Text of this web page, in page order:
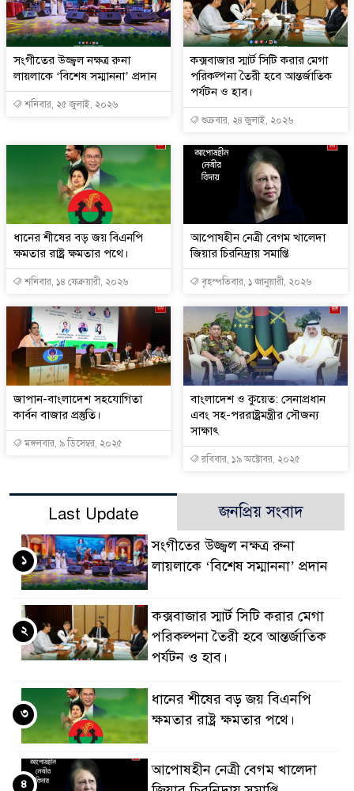
সংগীতের উজ্জ্বল নক্ষত্র রুনা
লায়লাকে ‘বিশেষ সম্মাননা’ প্রদান
শনিবার, ২৫ জুলাই, ২০২৬
কক্সবাজার স্মার্ট সিটি করার মেগা
পরিকল্পনা তৈরী হবে আন্তর্জাতিক
পর্যটন ও হাব।
শুক্রবার, ২৪ জুলাই, ২০২৬
ধানের শীষের বড় জয় বিএনপি
ক্ষমতার রাষ্ট্র ক্ষমতার পথে।
শনিবার, ১৪ ফেব্রুয়ারী, ২০২৬
আপোষহীন নেত্রী বেগম খালেদা
জিয়ার চিরনিদ্রায় সমাপ্তি
বৃহস্পতিবার, ১ জানুয়ারী, ২০২৬
জাপান-বাংলাদেশ সহযোগিতা
কার্বন বাজার প্রস্তুতি।
মঙ্গলবার, ৯ ডিসেম্বর, ২০২৫
বাংলাদেশ ও কুয়েত: সেনাপ্রধান
এবং সহ-পররাষ্ট্রমন্ত্রীর সৌজন্য
সাক্ষাৎ
রবিবার, ১৯ অক্টোবর, ২০২৫
Last Update জনপ্রিয় সংবাদ
সংগীতের উজ্জ্বল নক্ষত্র রুনা
লায়লাকে ‘বিশেষ সম্মাননা’ প্রদান
১
কক্সবাজার স্মার্ট সিটি করার মেগা
পরিকল্পনা তৈরী হবে আন্তর্জাতিক
পর্যটন ও হাব।
২
ধানের শীষের বড় জয় বিএনপি
ক্ষমতার রাষ্ট্র ক্ষমতার পথে।
৩
আপোষহীন নেত্রী বেগম খালেদা
৪